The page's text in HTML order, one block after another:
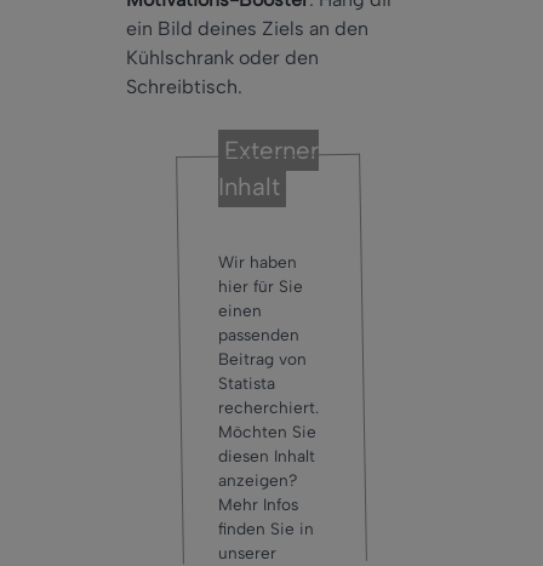
ein Bild deines Ziels an den
Kühlschrank oder den
Schreibtisch.
Externer
Inhalt
Wir haben
hier für Sie
einen
passenden
Beitrag von
Statista
recherchiert.
Möchten Sie
diesen Inhalt
anzeigen?
Mehr Infos
finden Sie in
unserer